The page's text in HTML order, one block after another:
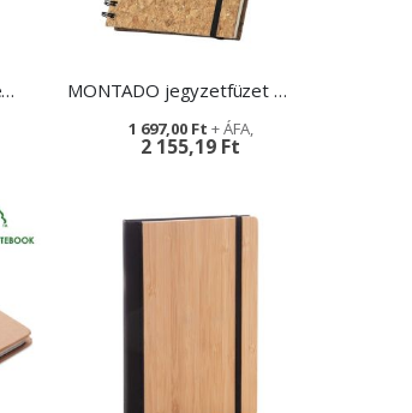
PIPIWAI jegyzetfüzet - egyedi emblémával MONTADO jegyzetfüzet - logózási lehetőségekkel
2 155,19 Ft
1 697,00 Ft